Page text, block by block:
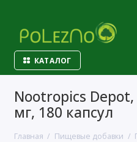
КАТАЛОГ
Nootropics
мг, 180 капсул
Главная Пищевые добавки